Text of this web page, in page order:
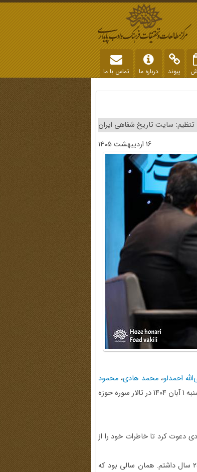
پیوند درباره ما تماس با ما
تنظیم: سایت تاریخ شفاهی ایران
16 اردیبهشت 1405
احمدلو،محمد هادی، محمود
و عباس پیرهادی عصر پنج‌شنبه ۱ آبان ۱۴۰۴ در تالار سوره حوزه
دعوت کرد تا خاطرات خود را از
راوی صحبت‌هایش را این‌گونه آغاز کرد: آخرین بار که عازم جبهه شدم، ۲۵ سال داشتم. همان سالی بود که